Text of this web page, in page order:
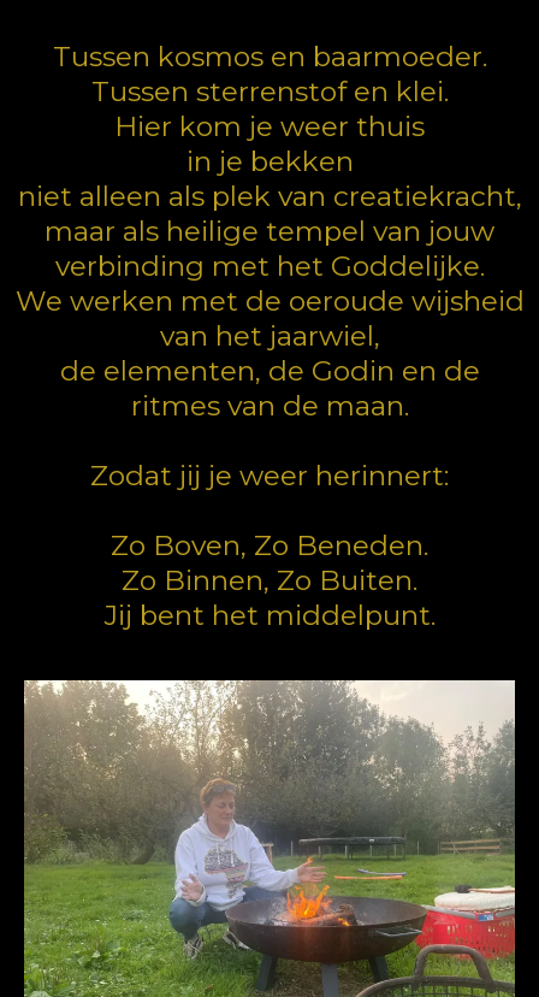
Tussen kosmos en baarmoeder.
Tussen sterrenstof en klei.
Hier kom je weer thuis
in je bekken
niet alleen als plek van creatiekracht,
maar als heilige tempel van jouw
verbinding met het Goddelijke.
We werken met de oeroude wijsheid
van het jaarwiel,
de elementen, de Godin en de
ritmes van de maan.
Zodat jij je weer herinnert:
Zo Boven, Zo Beneden.
Zo Binnen, Zo Buiten.
Jij bent het middelpunt.